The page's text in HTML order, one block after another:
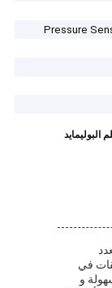
Pressure
في
و